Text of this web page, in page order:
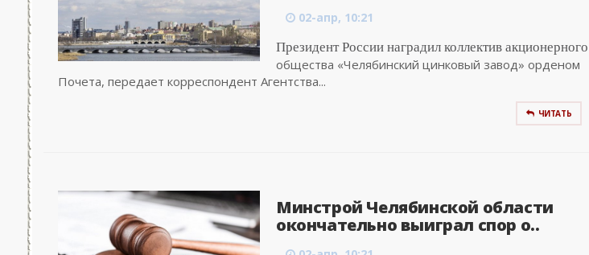
02-апр, 10:21
Президент России наградил коллектив акционерного
общества «Челябинский цинковый завод» орденом
Почета, передает корреспондент Агентства...
ЧИТАТЬ
Минстрой Челябинской области
окончательно выиграл спор о..